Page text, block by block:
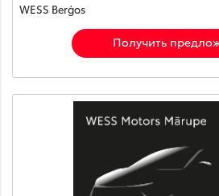
WESS Berģos
Получить